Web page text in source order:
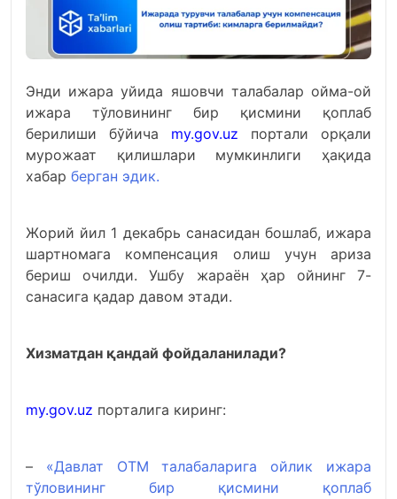
Энди ижара уйида яшовчи талабалар ойма-ой
ижара тўловининг бир қисмини қоплаб
берилиши бўйича
my.gov.uz
портали орқали
мурожаат қилишлари мумкинлиги ҳақида
хабар берган эдик.
Жорий йил 1 декабрь санасидан бошлаб, ижара
шартномага компенсация олиш учун ариза
бериш очилди. Ушбу жараён ҳар ойнинг 7-
санасига қадар давом этади.
Хизматдан қандай фойдаланилади?
my.gov.uz порталига киринг:
– «Давлат ОТМ талабаларига ойлик ижара
тўловининг бир қисмини қоплаб